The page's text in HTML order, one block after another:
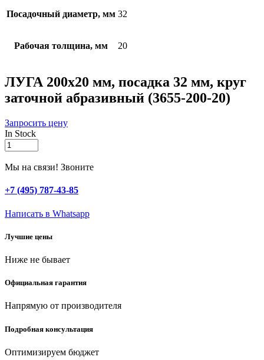
Посадочный диаметр, мм 32
Рабочая толщина, мм 20
ЛУГА 200х20 мм, посадка 32 мм, круг
заточной абразивный (3655-200-20)
Запросить цену
In Stock
ЛУГА
200х20
мм,
32
мм,
заточной
(3655-
20)
Мы на связи! Звоните
+7 (495) 787-43-85
Написать в Whatsapp
Лучшие цены
Ниже не бывает
Официальная гарантия
Напрямую от производителя
Подробная консультация
Оптимизируем бюджет